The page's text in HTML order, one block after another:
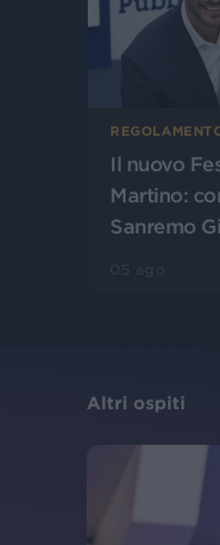
Il nuovo
Martino:
Sanremo
Altri ospiti